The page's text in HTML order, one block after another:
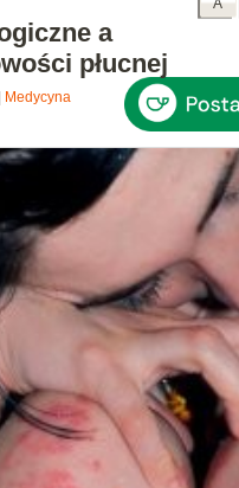
A
a
płucnej
Medycyna